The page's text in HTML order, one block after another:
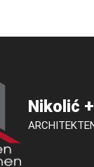
Nikolić